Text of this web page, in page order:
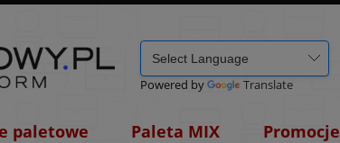
Powered by Translate
paletowe Paleta MIX Promocje